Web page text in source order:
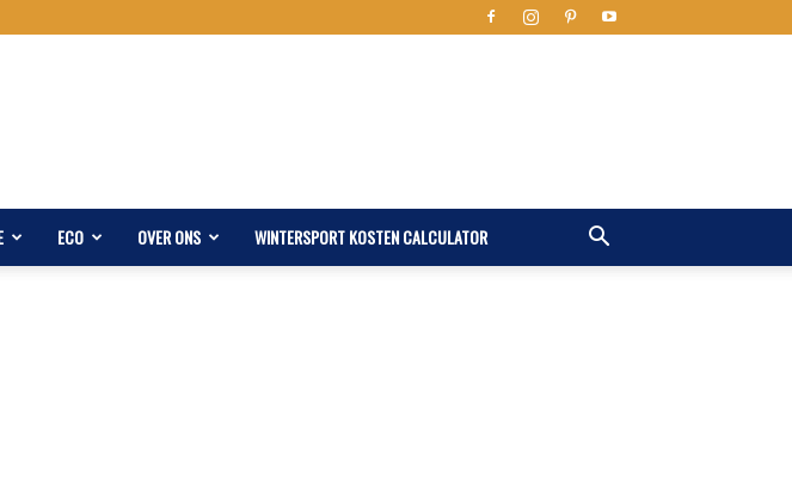
ECO OVER ONS WINTERSPORT KOSTEN CALCULATOR